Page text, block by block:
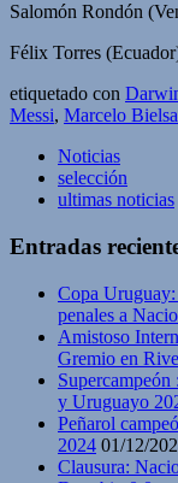
Salomón Rondón
Félix Torres
etiquetado con
Messi, Marcelo Bielsa
Noticias
selección
ultimas noticias
Entradas
Copa
penales a
Amistoso
Gremio en
y Uruguayo
Peñarol
2024 01/12/
Clausura: